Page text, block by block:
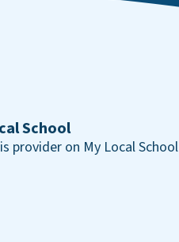
School
provider on My Local School